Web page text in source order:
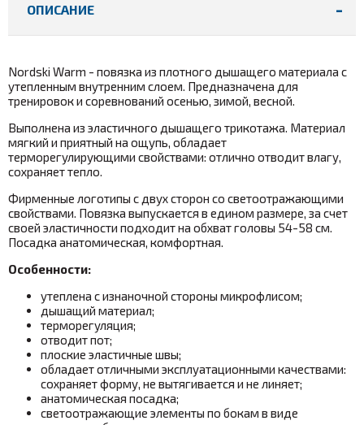
ОПИСАНИЕ
Nordski Warm - повязка из плотного дышащего материала с
утепленным внутренним слоем. Предназначена для
тренировок и соревнований осенью, зимой, весной.
Выполнена из эластичного дышащего трикотажа. Материал
мягкий и приятный на ощупь, обладает
терморегулирующими свойствами: отлично отводит влагу,
сохраняет тепло.
Фирменные логотипы с двух сторон со светоотражающими
свойствами. Повязка выпускается в едином размере, за счет
своей эластичности подходит на обхват головы 54-58 см.
Посадка анатомическая, комфортная.
Особенности:
утеплена с изнаночной стороны микрофлисом;
дышащий материал;
терморегуляция;
отводит пот;
плоские эластичные швы;
обладает отличными эксплуатационными качествами:
сохраняет форму, не вытягивается и не линяет;
анатомическая посадка;
светоотражающие элементы по бокам в виде